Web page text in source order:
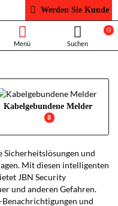
Werden Sie Kunde
0
Sicherheitslösungen und
Mit diesen intelligenten
JBN Security
und anderen Gefahren.
und
Kabelgebundene Melder
8